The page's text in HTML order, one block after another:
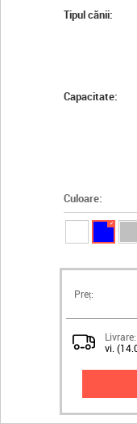
Tipul cănii:
Capacitate:
Culoare:
✓
Preț:
Livrare:
vi.